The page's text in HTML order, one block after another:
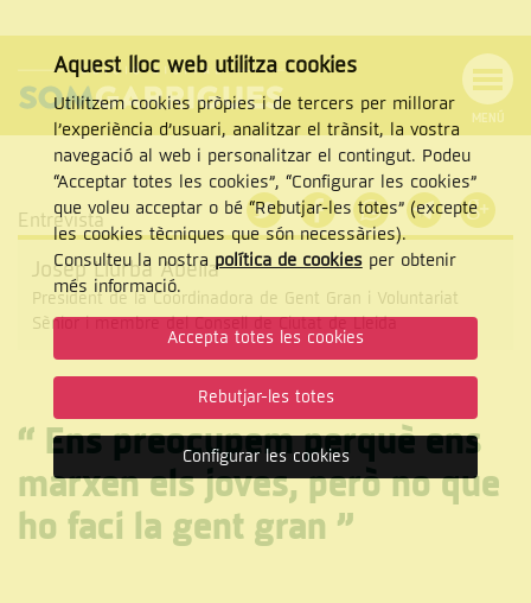
NAVEGACIÓ
MENÚ
Cercar
Entrevista
Josep Llurba Abella
President de la Coordinadora de Gent Gran i Voluntariat
Sènior i membre del Consell de Ciutat de Lleida
“ Ens preocupem perquè ens
marxen els joves, però no que
ho faci la gent gran ”
Aquest lloc web utilitza cookies
Utilitzem cookies pròpies i de tercers per millorar
l’experiència d’usuari, analitzar el trànsit, la vostra
navegació al web i personalitzar el contingut. Podeu
“Acceptar totes les cookies”, “Configurar les cookies”
que voleu acceptar o bé “Rebutjar-les totes” (excepte
les cookies tècniques que són necessàries).
Consulteu la nostrapolítica de cookiesper obtenir
més informació.
Accepta totes les cookies
Rebutjar-les totes
Configurar les cookies